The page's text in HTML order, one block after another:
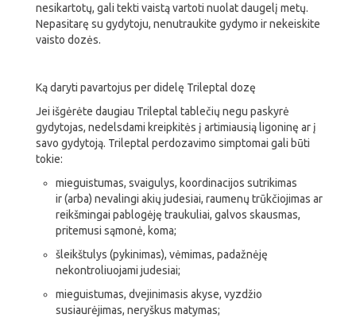
nesikartotų, gali tekti vaistą vartoti nuolat daugelį metų.
Nepasitarę su gydytoju, nenutraukite gydymo ir nekeiskite
vaisto dozės.
Ką daryti pavartojus per didelę Trileptal dozę
Jei išgėrėte daugiau Trileptal tablečių negu paskyrė
gydytojas, nedelsdami kreipkitės į artimiausią ligoninę ar į
savo gydytoją. Trileptal perdozavimo simptomai gali būti
tokie:
mieguistumas, svaigulys, koordinacijos sutrikimas
ir (arba) nevalingi akių judesiai, raumenų trūkčiojimas ar
reikšmingai pablogėję traukuliai, galvos skausmas,
pritemusi sąmonė, koma;
šleikštulys (pykinimas), vėmimas, padažnėję
nekontroliuojami judesiai;
mieguistumas, dvejinimasis akyse, vyzdžio
susiaurėjimas, neryškus matymas;